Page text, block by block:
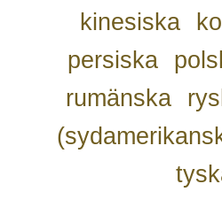
kinesiska
persiska
rumänska